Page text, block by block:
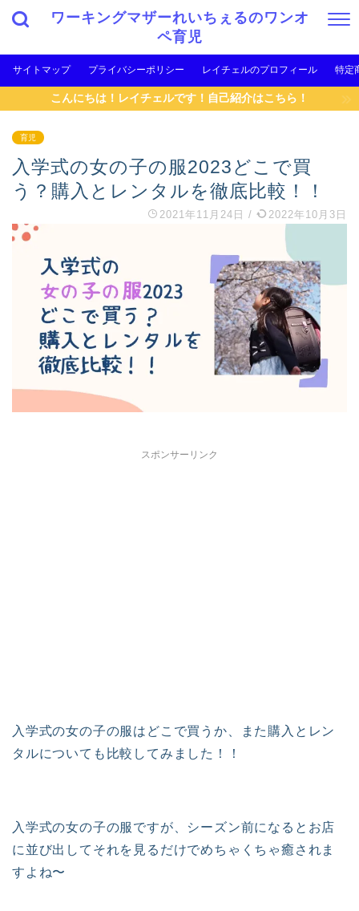
ワーキングマザーれいちぇるのワンオ
ペ育児
サイトマップ プライバシーポリシー レイチェルのプロフィール 特定
こんにちは！レイチェルです！自己紹介はこちら！
育児
入学式の女の子の服2023どこで買
う？購入とレンタルを徹底比較！！
2021年11月24日 / 2022年10月3日
スポンサーリンク
入学式の女の子の服はどこで買うか、また購入とレン
タルについても比較してみました！！
入学式の女の子の服ですが、シーズン前になるとお店
に並び出してそれを見るだけでめちゃくちゃ癒されま
すよね〜